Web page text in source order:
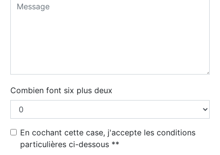
Combien font six plus deux
En cochant cette case, j'accepte les conditions
particulières ci-dessous **